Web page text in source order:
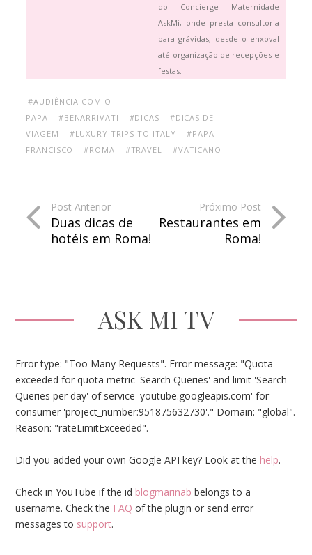
do Concierge Maternidade
AskMi, onde presta consultoria
para grávidas, desde o enxoval
até organização de recepções e
festas.
#AUDIÊNCIA COM O
PAPA
#BENARRIVATI #DICAS
#DICAS DE
VIAGEM
#LUXURY TRIPS TO ITALY
#PAPA
FRANCISCO
#ROMÃ #TRAVEL #VATICANO
Post Anterior
Duas dicas de
hotéis em Roma!
Próximo Post
Restaurantes em
Roma!
ASK MI TV
Error type: "Too Many Requests". Error message: "Quota
exceeded for quota metric 'Search Queries' and limit 'Search
Queries per day' of service 'youtube.googleapis.com' for
consumer 'project_number:951875632730'." Domain: "global".
Reason: "rateLimitExceeded".
Did you added your own Google API key? Look at the help.
Check in YouTube if the id blogmarinab belongs to a
username. Check the FAQ of the plugin or send error
messages to support.